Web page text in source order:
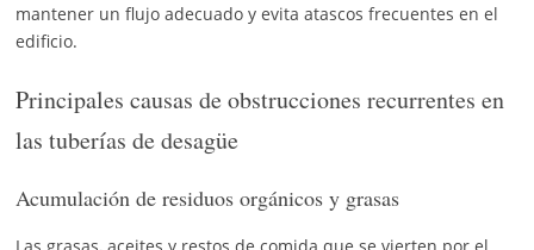
mantener un flujo adecuado y evita atascos frecuentes en el
edificio.
Principales causas de obstrucciones recurrentes en
las tuberías de desagüe
Acumulación de residuos orgánicos y grasas